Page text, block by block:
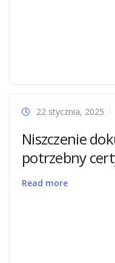
22 stycznia, 2025
Niszczenie
potrzebny
Read more